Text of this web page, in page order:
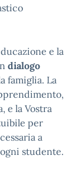
e la
dialogo
famiglia. La
e la Vostra
per
a
studente.